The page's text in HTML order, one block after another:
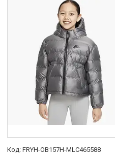
FRYH-OB157H-MLC465588